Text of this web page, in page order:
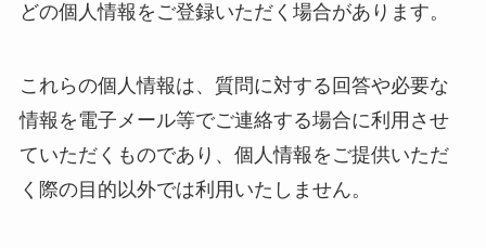
どの個人情報をご登録いただく場合があります。
これらの個人情報は、質問に対する回答や必要な
情報を電子メール等でご連絡する場合に利用させ
ていただくものであり、個人情報をご提供いただ
く際の目的以外では利用いたしません。